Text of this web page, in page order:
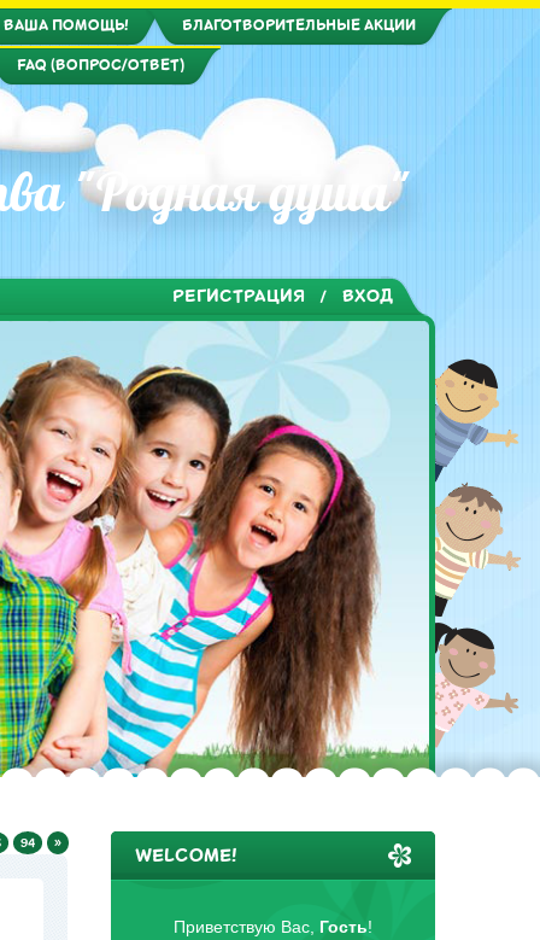
ВАША ПОМОЩЬ! БЛАГОТВОРИТЕЛЬНЫЕ АКЦИИ
FAQ (ВОПРОС/ОТВЕТ)
"Родная душа"
РЕГИСТРАЦИЯ / ВХОД
94 »
WELCOME!
Приветствую Вас, Гость!